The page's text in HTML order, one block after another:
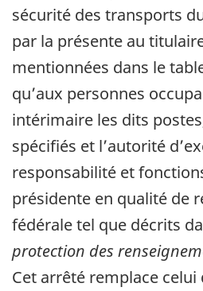
sécurité des transports
par la présente au
mentionnées dans le
qu’aux personnes
intérimaire les dits
spécifiés et l’autorité
responsabilité et
présidente en qualité de
fédérale tel que décrits
protection des
Cet arrêté remplace celui